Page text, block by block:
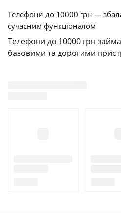
Телефони до 10000 грн —
сучасним функціоналом
Телефони до 10000 грн
базовими та дорогими